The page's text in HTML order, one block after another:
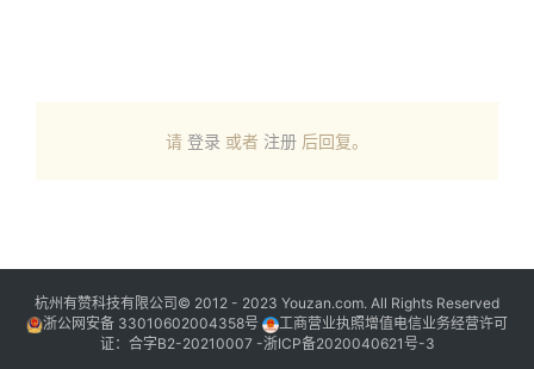
请 登录 或者 注册 后回复。
杭州有赞科技有限公司© 2012 - 2023 Youzan.com. All Rights Reserved
浙公网安备 33010602004358号
工商营业执照增值电信业务经营许可
证：合字B2-20210007 -浙ICP备2020040621号-3